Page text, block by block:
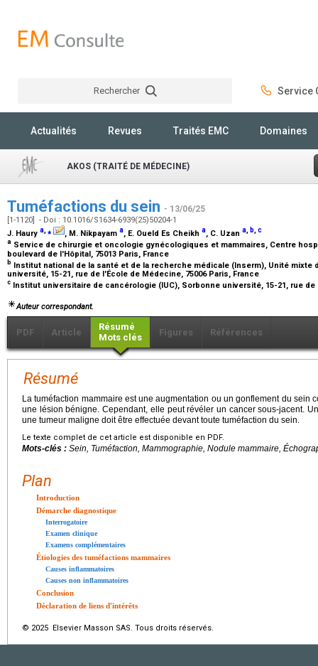
Rechercher Service
Actualités Revues Traités EMC Domaines
AKOS (TRAITÉ DE MÉDECINE)
Tuméfactions du sein - 13/06/25
[1-1120] - Doi : 10.1016/S1634-6939(25)50204-1
J. Haury a,⁎ , M. Nikpayam a, E. Oueld Es Cheikh a, C. Uzan a, b,c
a Service de chirurgie et oncologie gynécologiques et mammaires, Centre
boulevard de l'Hôpital, 75013 Paris, France
b Institut national de la santé et de la recherche médicale (Inserm), Unité mixte
université, 15-21, rue de l'École de Médecine, 75006 Paris, France
c Institut universitaire de cancérologie (IUC), Sorbonne université, 15-21, rue
Auteur correspondant.
PDF Article
Résumé
Mots clés
Figures Références
Résumé
La tuméfaction mammaire est une augmentation ou un gonflement du sein
une lésion bénigne. Cependant, elle peut révéler un cancer sous-jacent.
une tumeur maligne doit être effectuée devant toute tuméfaction du sein.
Le texte complet de cet article est disponible en PDF.
Mots-clés : Sein, Tuméfaction, Mammographie, Nodule mammaire,
Plan
Introduction
Démarche diagnostique
Interrogatoire
Examen clinique
Examens complémentaires
Étiologies des tuméfactions mammaires
Causes inflammatoires
Causes non inflammatoires
Conclusion
Déclaration de liens d'intérêts
© 2025 Elsevier Masson SAS. Tous droits réservés.